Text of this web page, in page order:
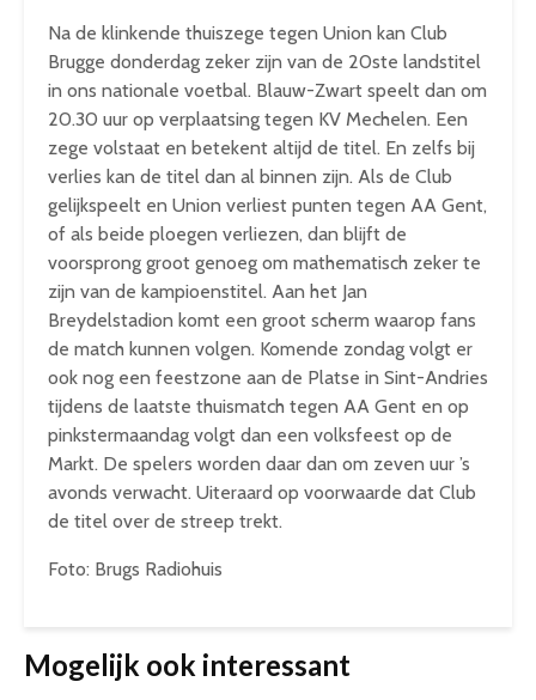
Na de klinkende thuiszege tegen Union kan Club
Brugge donderdag zeker zijn van de 20ste landstitel
in ons nationale voetbal. Blauw-Zwart speelt dan om
20.30 uur op verplaatsing tegen KV Mechelen. Een
zege volstaat en betekent altijd de titel. En zelfs bij
verlies kan de titel dan al binnen zijn. Als de Club
gelijkspeelt en Union verliest punten tegen AA Gent,
of als beide ploegen verliezen, dan blijft de
voorsprong groot genoeg om mathematisch zeker te
zijn van de kampioenstitel. Aan het Jan
Breydelstadion komt een groot scherm waarop fans
de match kunnen volgen. Komende zondag volgt er
ook nog een feestzone aan de Platse in Sint-Andries
tijdens de laatste thuismatch tegen AA Gent en op
pinkstermaandag volgt dan een volksfeest op de
Markt. De spelers worden daar dan om zeven uur ’s
avonds verwacht. Uiteraard op voorwaarde dat Club
de titel over de streep trekt.
Foto: Brugs Radiohuis
Mogelijk ook interessant